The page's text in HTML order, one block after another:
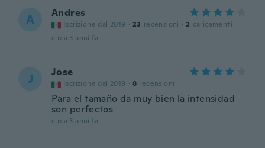
A Andres
Iscrizione dal 2019 · 23 recensioni · 2 caricamenti
circa 3 anni fa
J Jose
Iscrizione dal 2019 · 8 recensioni
Para el tamaño da muy bien la intensidad
son perfectos
circa 3 anni fa